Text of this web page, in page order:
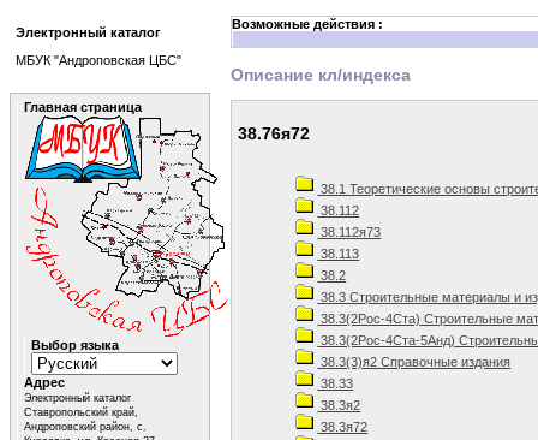
Возможные действия :
Описание кл/индекса
38.76я72
38.1 Теоретические основы
38.112
38.112я73
38.113
38.2
38.3 Строительные материалы и
38.3(2Рос-4Ста) Строительные
38.3(2Рос-4Ста-5Анд)
38.3(3)я2 Справочные издания
38.33
38.3я2
38.3я72
Электронный каталог
МБУК "Андроповская ЦБС"
Главная страница
Выбор языка
Адрес
Электронный каталог
Ставропольский край,
Андроповский район, с.